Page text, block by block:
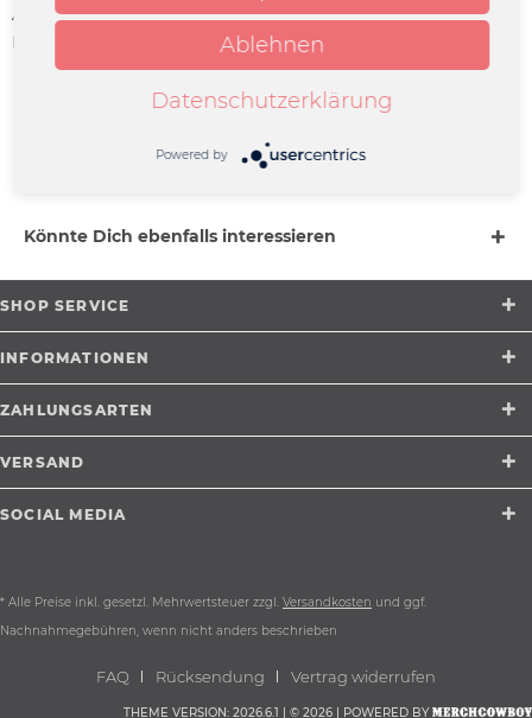
Artikel-Nr.:
FURY-0123.1
Herstellerinfo:
MERCHCOWBOY GmbH & Co. KG |
Könnte Dich ebenfalls interessieren
SHOP SERVICE
INFORMATIONEN
ZAHLUNGSARTEN
VERSAND
SOCIAL MEDIA
* Alle Preise inkl. gesetzl. Mehrwertsteuer zzgl. Versandkosten und ggf.
Nachnahmegebühren, wenn nicht anders beschrieben
FAQ Rücksendung Vertrag widerrufen
THEME VERSION: 2026.6.1 | © 2026 | POWERED BY
Ablehnen
Datenschutzerklärung
Powered by